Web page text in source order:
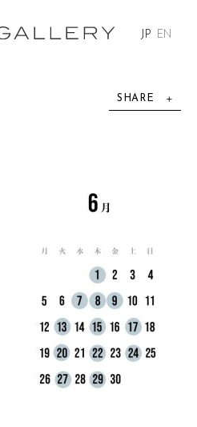
JP EN
SHARE